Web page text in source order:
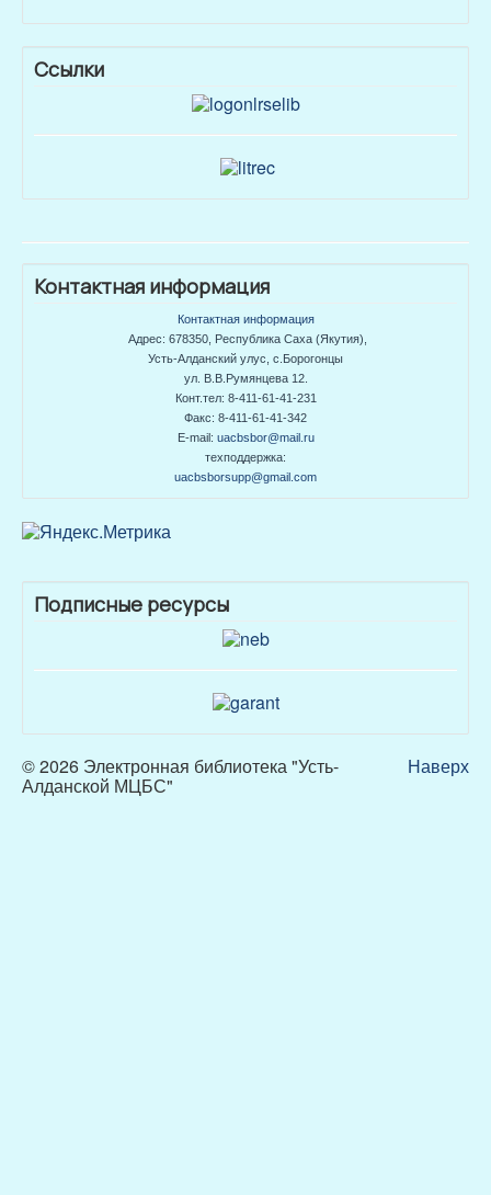
Ссылки
Контактная информация
Контактная информация
Адрес: 678350, Республика Саха (Якутия),
Усть-Алданский улус, с.Борогонцы
ул. В.В.Румянцева 12.
Конт.тел: 8-411-61-41-231
Факс: 8-411-61-41-342
E-mail: uacbsbor@mail.ru
техподдержка:
uacbsborsupp@gmail.com
Подписные ресурсы
Наверх
© 2026 Электронная библиотека "Усть-
Алданской МЦБС"